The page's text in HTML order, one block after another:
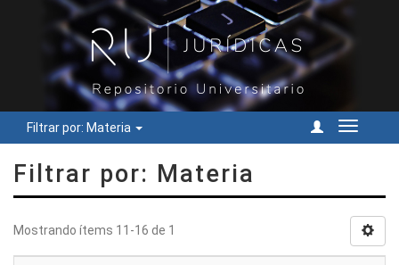
Filtrar por: Materia
Cambiar
Filtrar por: Materia
Mostrando ítems 11-16 de 1